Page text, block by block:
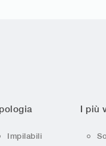
Impilabili
I più